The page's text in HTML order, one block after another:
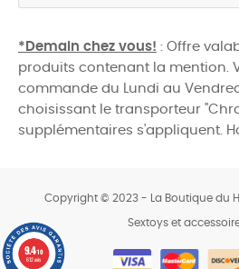
*Demain chez vous! : Offre
produits contenant la mention.
commande du Lundi au
choisissant le transporteur
supplémentaires s'appliquent.
Copyright © 2023 - La Boutique du
Sextoys et
0
9.4/10
612 avis